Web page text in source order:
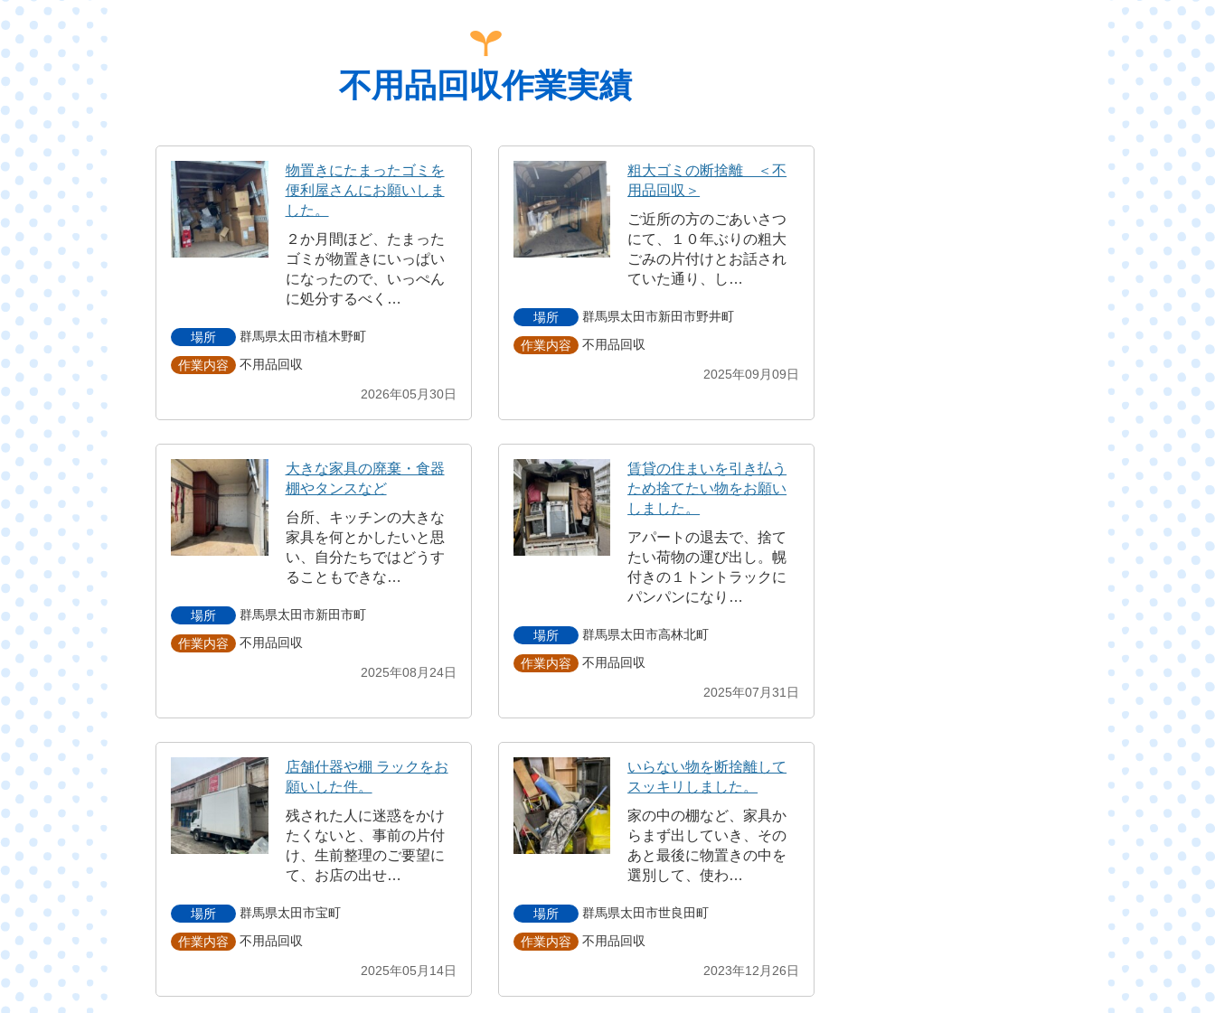
不用品回収作業実績
物置きにたまったゴミを
便利屋さんにお願いしま
した。
２か月間ほど、たまった
ゴミが物置きにいっぱい
になったので、いっぺん
に処分するべく…
場所 群馬県太田市植木野町
作業内容 不用品回収
2026年05月30日
粗大ゴミの断捨離 ＜不
用品回収＞
ご近所の方のごあいさつ
にて、１０年ぶりの粗大
ごみの片付けとお話され
ていた通り、し…
場所 群馬県太田市新田市野井町
作業内容 不用品回収
2025年09月09日
大きな家具の廃棄・食器
棚やタンスなど
台所、キッチンの大きな
家具を何とかしたいと思
い、自分たちではどうす
ることもできな…
場所 群馬県太田市新田市町
作業内容 不用品回収
2025年08月24日
賃貸の住まいを引き払う
ため捨てたい物をお願い
しました。
アパートの退去で、捨て
たい荷物の運び出し。幌
付きの１トントラックに
パンパンになり…
場所 群馬県太田市高林北町
作業内容 不用品回収
2025年07月31日
店舗什器や棚 ラックをお
願いした件。
残された人に迷惑をかけ
たくないと、事前の片付
け、生前整理のご要望に
て、お店の出せ…
場所 群馬県太田市宝町
作業内容 不用品回収
2025年05月14日
いらない物を断捨離して
スッキリしました。
家の中の棚など、家具か
らまず出していき、その
あと最後に物置きの中を
選別して、使わ…
場所 群馬県太田市世良田町
作業内容 不用品回収
2023年12月26日